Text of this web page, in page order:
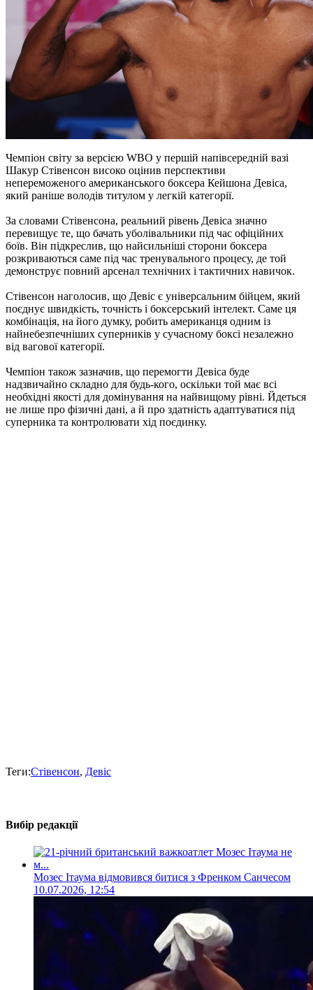
Чемпіон світу за версією WBO у першій напівсередній вазі
Шакур Стівенсон високо оцінив перспективи
непереможеного американського боксера Кейшона Девіса,
який раніше володів титулом у легкій категорії.
За словами Стівенсона, реальний рівень Девіса значно
перевищує те, що бачать уболівальники під час офіційних
боїв. Він підкреслив, що найсильніші сторони боксера
розкриваються саме під час тренувального процесу, де той
демонструє повний арсенал технічних і тактичних навичок.
Стівенсон наголосив, що Девіс є універсальним бійцем, який
поєднує швидкість, точність і боксерський інтелект. Саме ця
комбінація, на його думку, робить американця одним із
найнебезпечніших суперників у сучасному боксі незалежно
від вагової категорії.
Чемпіон також зазначив, що перемогти Девіса буде
надзвичайно складно для будь-кого, оскільки той має всі
необхідні якості для домінування на найвищому рівні. Йдеться
не лише про фізичні дані, а й про здатність адаптуватися під
суперника та контролювати хід поєдинку.
Теги:Стівенсон, Девіс
Вибір редакції
Мозес Ітаума відмовився битися з Френком Санчесом
10.07.2026, 12:54